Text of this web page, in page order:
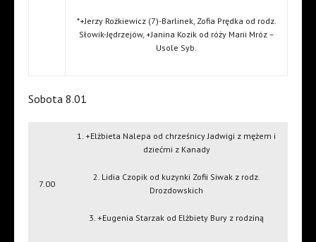
*+Jerzy Rożkiewicz (7)-Barlinek, Zofia Prędka od rodz.
Słowik-Jędrzejów, +Janina Kozik od róży Marii Mróz –
Usole Syb.
Sobota 8.01
7.00
1. +Elżbieta Nalepa od chrześnicy Jadwigi z mężem i
dziećmi z Kanady
2. Lidia Czopik od kuzynki Zofii Siwak z rodz.
Drozdowskich
3. +Eugenia Starzak od Elżbiety Bury z rodziną